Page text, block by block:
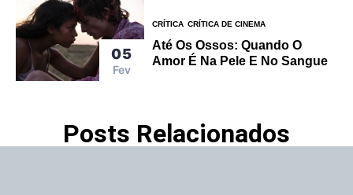
05
Fev
CRÍTICA CRÍTICA DE CINEMA
Até Os Ossos: Quando O
Amor É Na Pele E No Sangue
Posts Relacionados